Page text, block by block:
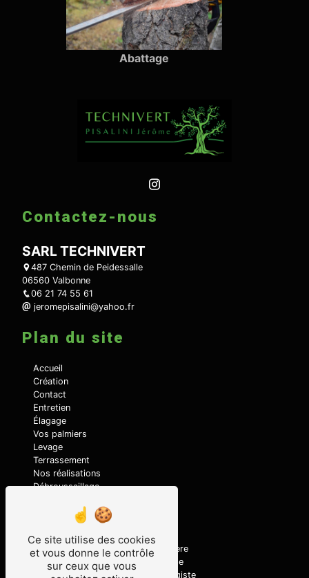
Abattage
Contactez-nous
SARL TECHNIVERT
487 Chemin de Peidessalle
06560 Valbonne
06 21 74 55 61
jeromepisalini@yahoo.fr
Plan du site
Accueil
Création
Contact
Entretien
Élagage
Vos palmiers
Levage
Terrassement
Nos réalisations
Débroussaillage
Nos prestations
Location d'engin
Entretien jardin
Terrassement
Pépinière
Élagage
Paysagiste
Ce site utilise des cookies
et vous donne le contrôle
sur ceux que vous